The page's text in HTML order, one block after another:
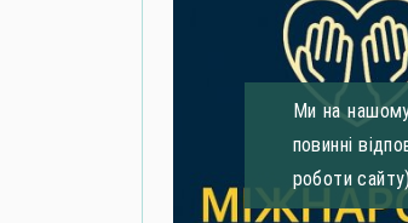
Ми на
повинні
роботи